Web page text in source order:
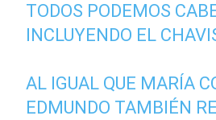
TODOS PODEMOS
INCLUYENDO EL
AL IGUAL QUE MARÍA
EDMUNDO TAMBIÉN